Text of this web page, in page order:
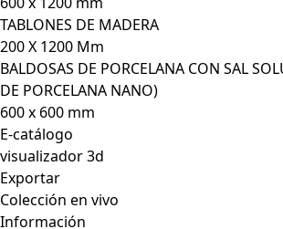
TABLONES DE MADERA
200 X 1200 Mm
BALDOSAS DE PORCELANA CON SAL
DE PORCELANA NANO)
600 x 600 mm
E-catálogo
visualizador 3d
Exportar
Colección en vivo
Información